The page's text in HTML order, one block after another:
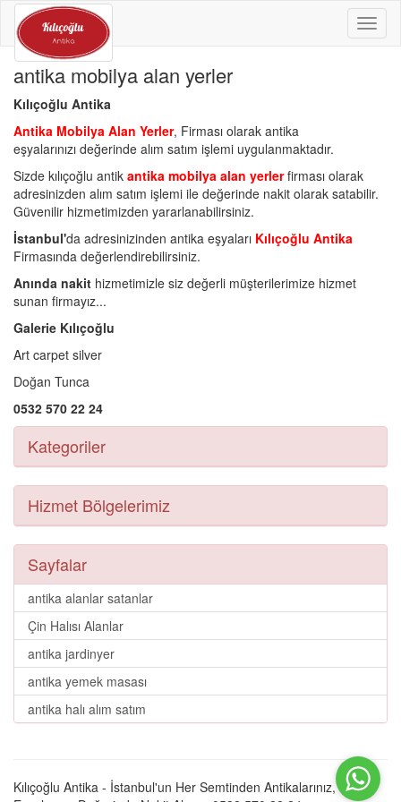
antika mobilya alan yerler
Kılıçoğlu Antika
Antika Mobilya Alan Yerler, Firması olarak antika
eşyalarınızı değerinde alım satım işlemi uygulanmaktadır.
Sizde kılıçoğlu antik antika mobilya alan yerlerfirması olarak
adresinizden alım satım işlemi ile değerinde nakit olarak satabilir.
Güvenilir hizmetimizden yararlanabilirsiniz.
İstanbul'da adresinizinden antika eşyaları Kılıçoğlu Antika
Firmasında değerlendirebilirsiniz.
Anında nakit hizmetimizle siz değerli müşterilerimize hizmet
sunan firmayız...
Galerie Kılıçoğlu
Art carpet silver
Doğan Tunca
0532 570 22 24
Kategoriler
Hizmet Bölgelerimiz
Sayfalar
antika alanlar satanlar
Çin Halısı Alanlar
antika jardinyer
antika yemek masası
antika halı alım satım
Kılıçoğlu Antika - İstanbul'un Her Semtinden Antikalarınız, Eski